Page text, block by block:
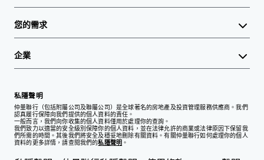
您的需求
企業
私隱聲明
仲量聯行（包括附屬公司及聯屬公司）是全球著名的房地產及投資管理服務供應商。我們
認真履行保障向我們提供的個人資料的責任。
一般而言，我們向你收集的個人資料僅用於處理你的查詢。
我們致力以適當的安全級別保障你的個人資料，並在法律允許的商業或法律原因下保留我
們所需的時間。其後我們將安全及穩妥地刪除有關資料。有關仲量聯行如何處理你的個人
資料的更多詳情，請查閱我們的私隱聲明 。